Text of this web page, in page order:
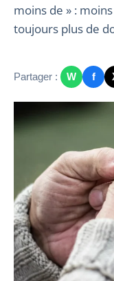
moins de » :
toujours plus de
Partager : W f